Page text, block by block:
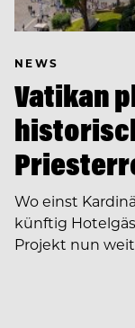
NEWS
Vatikan
Wo einst
künftig
Projekt nun